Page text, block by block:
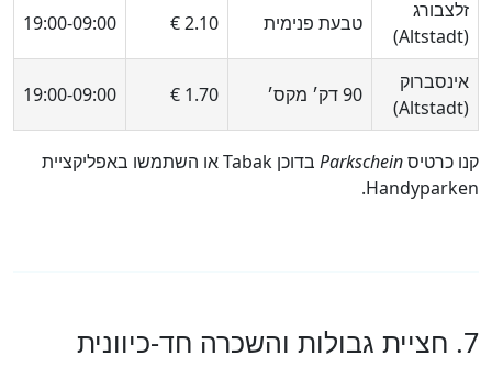
טבעת פנימית 2.10 €
09:00‑19:00
1.70 €
09:00‑19:00
כרטיסParkschein
בדוכן Tabak או השתמשו באפליקציית